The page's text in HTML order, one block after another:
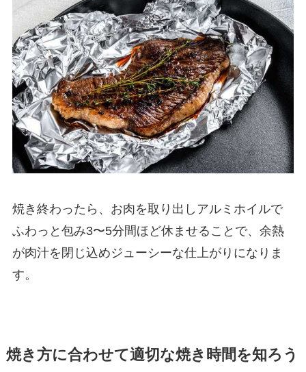
焼き終わったら、お肉を取り出しアルミホイルで
ふわっと包み3〜5分間ほど休ませることで、余熱
が肉汁を閉じ込めジューシーな仕上がりになりま
す。
焼き方に合わせて適切な焼き時間を知ろう